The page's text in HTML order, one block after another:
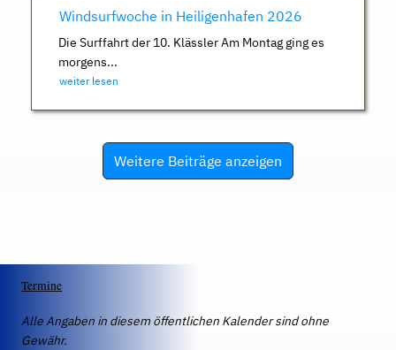
Windsurfwoche in Heiligenhafen 2026
Die Surffahrt der 10. Klässler Am Montag ging es
morgens...
weiter lesen
Weitere Beiträge anzeigen
Termine
Alle Angaben in diesem öffentlichen Kalender sind ohne
Gewähr.